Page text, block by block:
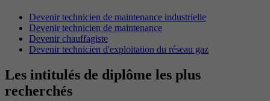
Devenir technicien de maintenance industrielle
Devenir technicien de maintenance
Devenir chauffagiste
Devenir technicien d'exploitation du réseau gaz
Les intitulés de diplôme les plus
recherchés